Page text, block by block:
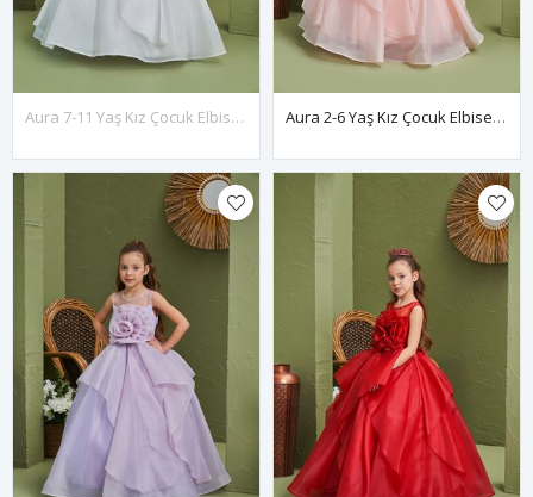
Aura 7-11 Yaş Kız Çocuk Elbise 30165 Kırık Beyaz Aura 2-6 Yaş Kız Çocuk Elbise 20165 Somon